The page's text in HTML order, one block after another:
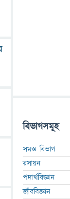
বিভাগসমূহ
সমস্ত বিভাগ
রসায়ন
পদার্থবিজ্ঞান
জীববিজ্ঞান